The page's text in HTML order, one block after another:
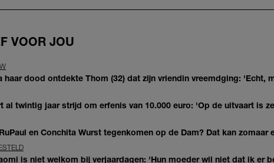
VOOR JOU
haar dood ontdekte Thom (32) dat zijn vriendin vreemdging: 'Echt,
al twintig jaar strijd om erfenis van 10.000 euro: 'Op de uitvaart is
en Conchita Wurst tegenkomen op de Dam? Dat kan zomaar
is niet welkom bij verjaardagen: 'Hun moeder wil niet dat ik er